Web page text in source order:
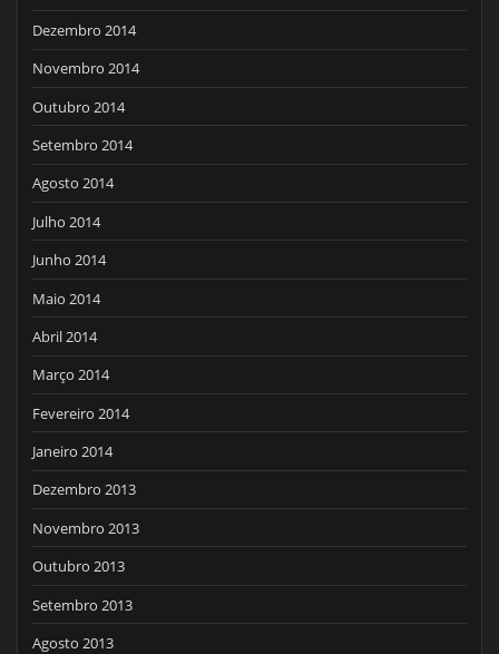
Dezembro 2014
Novembro 2014
Outubro 2014
Setembro 2014
Agosto 2014
Julho 2014
Junho 2014
Maio 2014
Abril 2014
Março 2014
Fevereiro 2014
Janeiro 2014
Dezembro 2013
Novembro 2013
Outubro 2013
Setembro 2013
Agosto 2013